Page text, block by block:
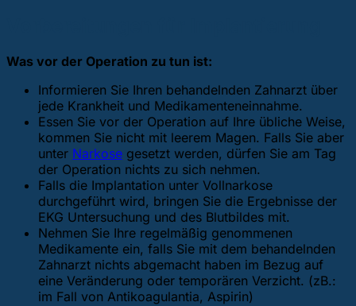
Was vor der Operation zu tun ist:
Informieren Sie Ihren behandelnden Zahnarzt über
jede Krankheit und Medikamenteneinnahme.
Essen Sie vor der Operation auf Ihre übliche Weise,
kommen Sie nicht mit leerem Magen. Falls Sie aber
unter Narkose gesetzt werden, dürfen Sie am Tag
der Operation nichts zu sich nehmen.
Falls die Implantation unter Vollnarkose
durchgeführt wird, bringen Sie die Ergebnisse der
EKG Untersuchung und des Blutbildes mit.
Nehmen Sie Ihre regelmäßig genommenen
Medikamente ein, falls Sie mit dem behandelnden
Zahnarzt nichts abgemacht haben im Bezug auf
eine Veränderung oder temporären Verzicht. (zB.:
im Fall von Antikoagulantia, Aspirin)